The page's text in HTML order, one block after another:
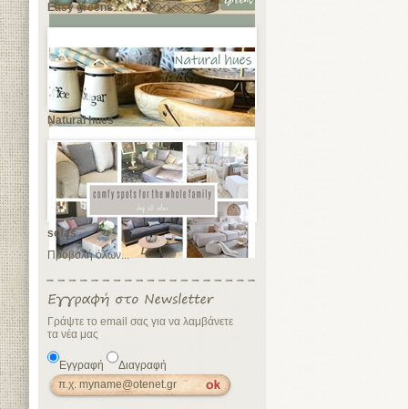
Easy greens
Natural hues
sofas
Προβολή όλων...
Γράψτε το email σας για να λαμβάνετε
τα νέα μας
Εγγραφή Διαγραφή